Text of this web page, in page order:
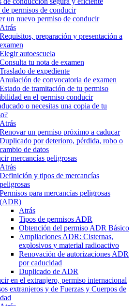
de permisos de conducir
un nuevo permiso de conducir
Atrás
Requisitos, preparación y presentación a
examen
Elegir autoescuela
Consulta tu nota de examen
Traslado de expediente
Anulación de convocatoria de examen
Estado de tramitación de tu permiso
en el permiso conducir
o necesitas una copia de tu
Atrás
Renovar un permiso próximo a caducar
Duplicado por deterioro, pérdida, robo o
cambio de datos
mercancías peligrosas
Atrás
Definición y tipos de mercancías
peligrosas
Permisos para mercancías peligrosas
(ADR)
Atrás
Tipos de permisos ADR
Obtención del permiso ADR Básico
Ampliaciones ADR: Cisternas,
explosivos y material radioactivo
Renovación de autorizaciones ADR
por caducidad
Duplicado de ADR
en el extranjero, permiso internacional
extranjeros y de Fuerzas y Cuerpos de